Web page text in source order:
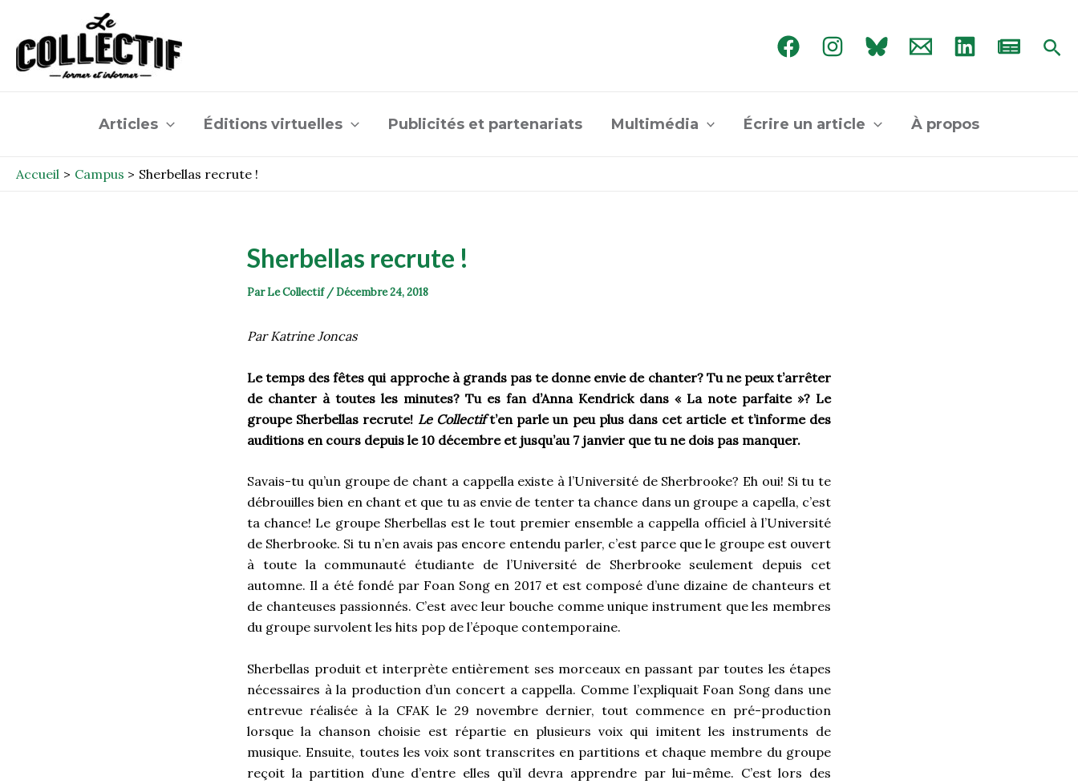
contenu
Articles Éditions virtuelles Publicités et partenariats Multimédia Écrire un article À propos
Accueil Campus Sherbellas recrute !
Sherbellas recrute !
ParLe Collectif /Décembre 24, 2018
Par Katrine Joncas
Le temps des fêtes qui approche à grands pas te donne envie de chanter? Tu ne peux t’arrêter
de chanter à toutes les minutes? Tu es fan d’Anna Kendrick dans « La note parfaite »? Le
groupe Sherbellas recrute! Le Collectift’en parle un peu plus dans cet article et t’informe des
auditions en cours depuis le 10 décembre et jusqu’au 7 janvier que tu ne dois pas manquer.
Savais-tu qu’un groupe de chant a cappella existe à l’Université de Sherbrooke? Eh oui! Si tu te
débrouilles bien en chant et que tu as envie de tenter ta chance dans un groupe a capella, c’est
ta chance! Le groupe Sherbellas est le tout premier ensemble a cappella officiel à l’Université
de Sherbrooke. Si tu n’en avais pas encore entendu parler, c’est parce que le groupe est ouvert
à toute la communauté étudiante de l’Université de Sherbrooke seulement depuis cet
automne. Il a été fondé par Foan Song en 2017 et est composé d’une dizaine de chanteurs et
de chanteuses passionnés. C’est avec leur bouche comme unique instrument que les membres
du groupe survolent les hits pop de l’époque contemporaine.
Sherbellas produit et interprète entièrement ses morceaux en passant par toutes les étapes
nécessaires à la production d’un concert a cappella. Comme l’expliquait Foan Song dans une
entrevue réalisée à la CFAK le 29 novembre dernier, tout commence en pré-production
lorsque la chanson choisie est répartie en plusieurs voix qui imitent les instruments de
musique. Ensuite, toutes les voix sont transcrites en partitions et chaque membre du groupe
reçoit la partition d’une d’entre elles qu’il devra apprendre par lui-même. C’est lors des